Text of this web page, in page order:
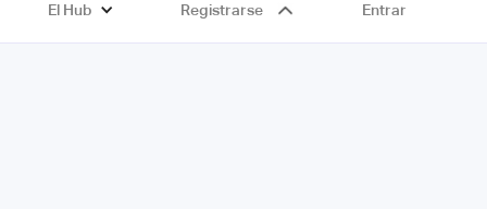
El Hub Registrarse Entrar